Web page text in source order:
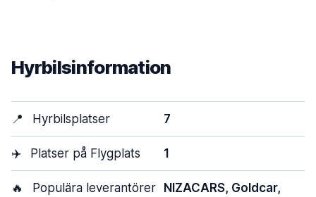
Hyrbilsinformation
📍 Hyrbilsplatser 7
✈️ Platser på Flygplats 1
🔥 Populära leverantörer
NIZACARS, Goldcar,